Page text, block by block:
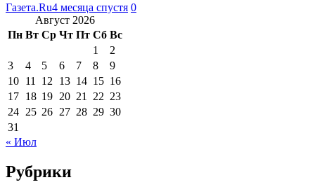
Газета.Ru4 месяца спустя 0
Август 2026
Пн Вт Ср Чт Пт Сб Вс
1
2
3
4 5 6 7 8
9
10 11 12 13 14 15 16
17 18 19 20 21 22 23
24 25 26 27 28 29 30
31
« Июл
Рубрики